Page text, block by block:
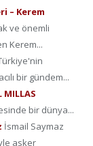
– Kerem
ve önemli
Kerem...
bir gündem...
bir dünya...
İsmail Saymaz
asker